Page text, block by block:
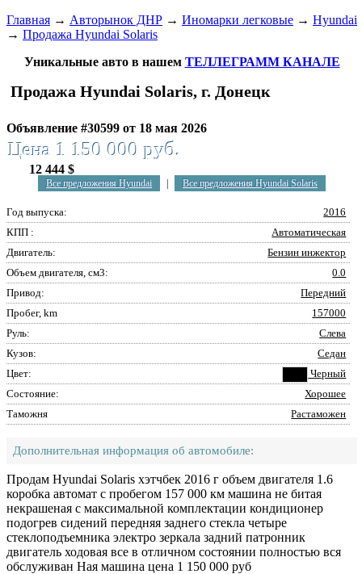
Главная → Авторынок ДНР → Иномарки легковые → Hyundai
→ Продажа Hyundai Solaris
Уникальные авто в нашем ТЕЛЛЕГРАММ КАНАЛЕ
Продажа Hyundai Solaris, г. Донецк
Объявление #30599 от 18 мая 2026
Цена 1 150 000 руб.
12 444 $
Все предложения Hyundai Все предложения Hyundai Solaris
Год выпуска:
2016
КПП :
Автоматическая
Двигатель:
Бензин инжектор
Объем двигателя, см3:
0.0
Привод:
Передний
Пробег, km
157000
Руль:
Слева
Кузов:
Седан
Цвет:
Черный
Состояние:
Хорошее
Таможня
Растаможен
Дополнительная информация об автомобиле:
Продам Hyundai Solaris хэтчбек 2016 г объем двигателя 1.6
коробка автомат с пробегом 157 000 км машина не битая
некрашеная с максимальной комплектации кондиционер
подогрев сидений передняя заднего стекла четыре
стеклоподъемника электро зеркала задний патронник
двигатель ходовая все в отличном состоянии полностью вся
обслуживан Ная машина цена 1 150 000 руб